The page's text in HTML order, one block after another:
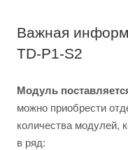
Важная
TD-P1-S2
Модуль
можно приобрести
количества модулей,
в ряд: